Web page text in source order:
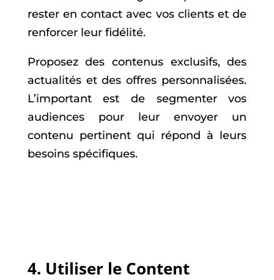
rester en contact avec vos clients et de
renforcer leur fidélité.
Proposez des contenus exclusifs, des
actualités et des offres personnalisées.
L’important est de segmenter vos
audiences pour leur envoyer un
contenu pertinent qui répond à leurs
besoins spécifiques.
4. Utiliser le Content